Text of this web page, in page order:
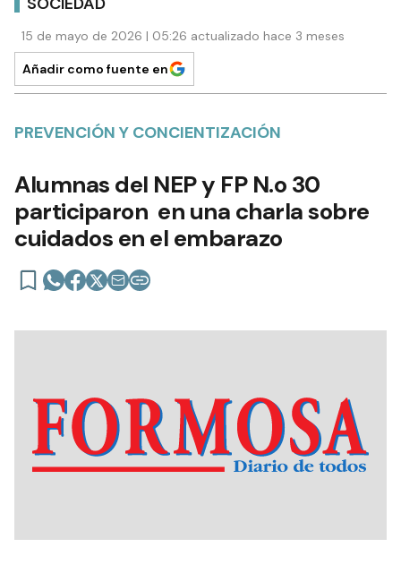
15 de mayo de 2026 | 05:26 actualizado hace 3 meses
Añadir como fuente en
PREVENCIÓN Y CONCIENTIZACIÓN
Alumnas del NEP y FP N.o 30
participaron en una charla sobre
cuidados en el embarazo